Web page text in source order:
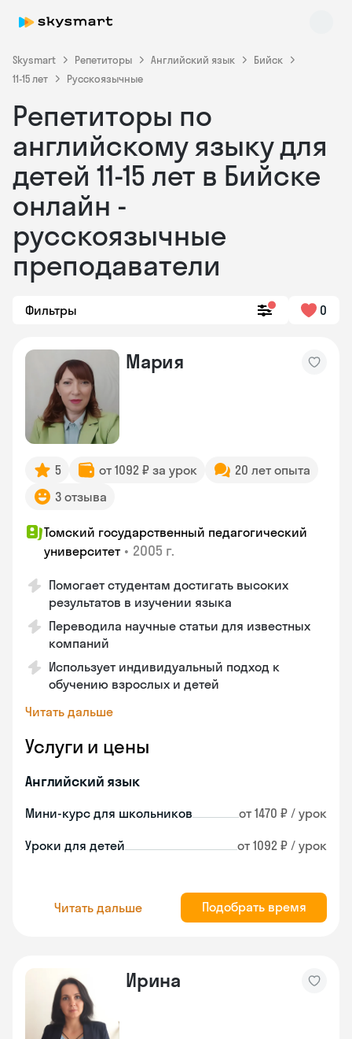
Skysmart Репетиторы Английский язык
Бийск
11-15 лет
Русскоязычные
Репетиторы по
английскому языку для
детей 11-15 лет в Бийске
онлайн -
русскоязычные
преподаватели
Фильтры 0
Мария
5 от 1092 ₽ за урок
20 лет опыта
3 отзыва
Томский государственный педагогический
университет • 2005 г.
Помогает студентам достигать высоких
результатов в изучении языка
Переводила научные статьи для известных
компаний
Использует индивидуальный подход к
обучению взрослых и детей
Читать дальше
Услуги и цены
Английский язык
Мини-курс для школьников от 1470 ₽ / урок
Уроки для детей от 1092 ₽ / урок
Читать дальше Подобрать время
Ирина
Skysmart Chat